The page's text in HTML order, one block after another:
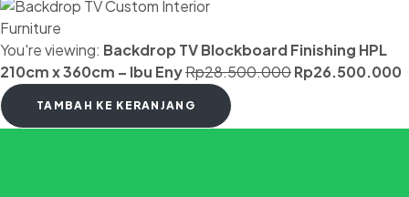
You're viewing: Backdrop TV Blockboard Finishing HPL
210cm x 360cm – Ibu EnyRp28.500.000Rp26.500.000
TAMBAH KE KERANJANG